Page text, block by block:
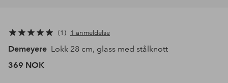
1 1 anmeldelse
Demeyere Lokk 28 cm, glass med stålknott
369 NOK